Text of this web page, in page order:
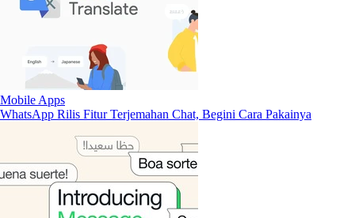
Mobile Apps
WhatsApp Rilis Fitur Terjemahan Chat, Begini Cara Pakainya